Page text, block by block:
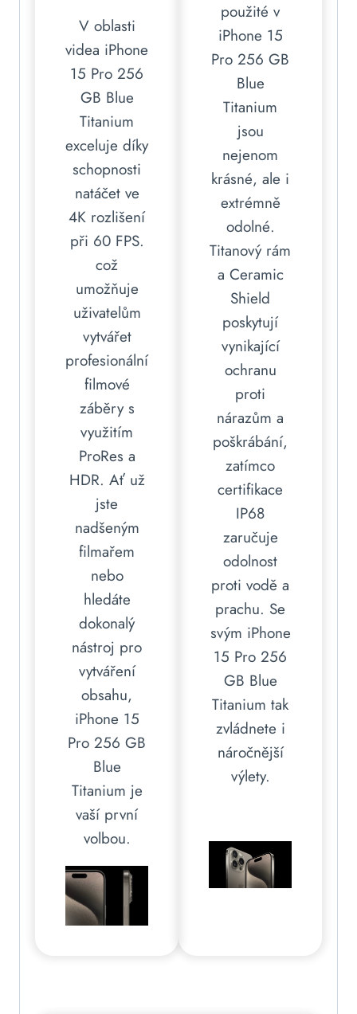
V oblasti
videa iPhone
15 Pro 256
GB Blue
Titanium
exceluje díky
schopnosti
natáčet ve
4K rozlišení
při 60 FPS.
což
umožňuje
uživatelům
vytvářet
profesionální
filmové
záběry s
využitím
ProRes a
HDR. Ať už
jste
nadšeným
filmařem
nebo
hledáte
dokonalý
nástroj pro
vytváření
obsahu,
iPhone 15
Pro 256 GB
Blue
Titanium je
vaší první
volbou.
použité v
iPhone 15
Pro 256 GB
Blue
Titanium
jsou
nejenom
krásné, ale i
extrémně
odolné.
Titanový rám
a Ceramic
Shield
poskytují
vynikající
ochranu
proti
nárazům a
poškrábání,
zatímco
certifikace
IP68
zaručuje
odolnost
proti vodě a
prachu. Se
svým iPhone
15 Pro 256
GB Blue
Titanium tak
zvládnete i
náročnější
výlety.